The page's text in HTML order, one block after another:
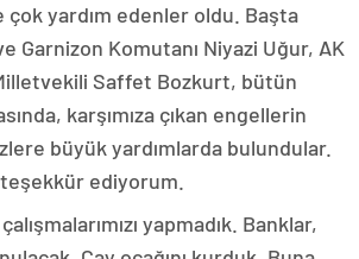
çok yardım edenler oldu. Başta
Garnizon Komutanı Niyazi Uğur, AK
Saffet Bozkurt, bütün
karşımıza çıkan engellerin
büyük yardımlarda bulundular.
teşekkür ediyorum.
yapmadık. Banklar,